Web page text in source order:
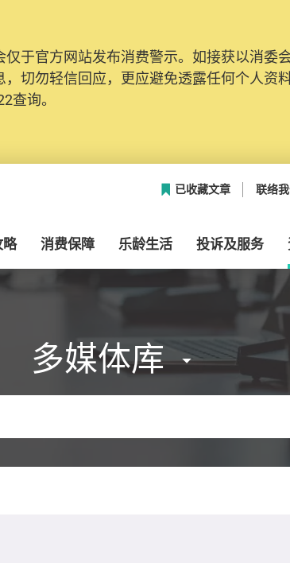
于官方网站发布消费警示。如接获以消委
切勿轻信回应，更应避免透露任何个人资
查询。
本会的投诉处理系统已经进行升级及推出
包括姓名、电邮及电话）注册帐户，才可提
后作出跟进。
已收藏文章 联络
消费保障 乐龄生活 投诉及服务
多媒体库